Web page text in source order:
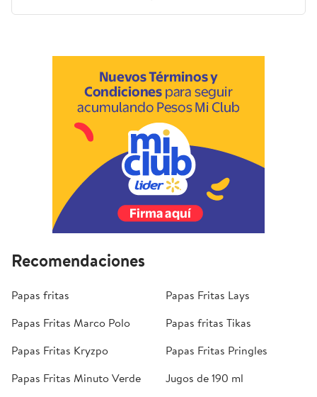
Recomendaciones
Papas fritas
Papas Fritas Lays
Papas Fritas Marco Polo
Papas fritas Tikas
Papas Fritas Kryzpo
Papas Fritas Pringles
Papas Fritas Minuto Verde
Jugos de 190 ml